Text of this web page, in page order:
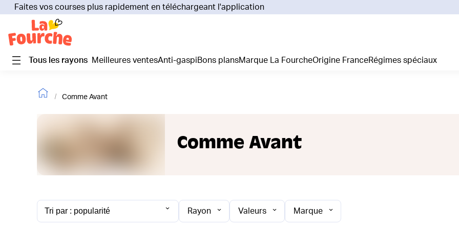
Faites vos courses plus rapidement en téléchargeant l'application
Tous les rayons Meilleures ventes Anti-gaspi Bons plans Marque La Fourche Origine France Régimes spéciaux
Comme Avant
Comme Avant
Rayon Valeurs Marque